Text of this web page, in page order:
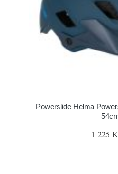
Powerslide Helma
1 225